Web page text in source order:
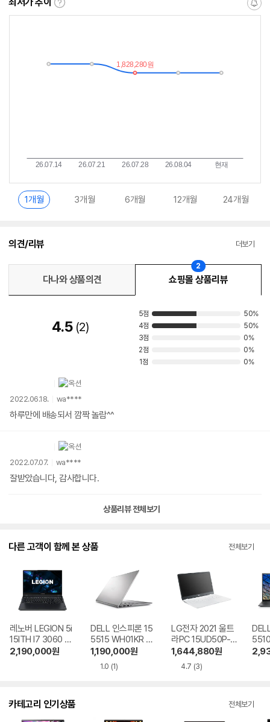
최
란?
알
1개월 3개월 6개월 12개월 24개월
의견/리뷰 더보기
다나와 상품의견 쇼핑몰 상품리뷰
2
4.5 2
5점
50%
4점
50%
3점
0%
2점
0%
1점
0%
2022.06.18. wa****
하루만에 배송되서 깜짝 놀람^^
2022.07.07. wa****
잘받았습니다, 감사합니다.
상품리뷰 전체보기
다른 고객이 함께 본 상품 전체보기
레노버 LEGION 5i
15ITH I7 3060 W
QHD Pro 16GB램
2,190,000원
DELL 인스피론 15
5515 WH01KR 32
GB램 SSD 1TB
1,190,000원
1.0 (1)
LG전자 2021 울트
라PC 15UD50P-K
X50K WIN10 32G
B램 SSD 1TB
1,644,880원
4.7 (3)
GB
카테고리 인기상품 전체보기